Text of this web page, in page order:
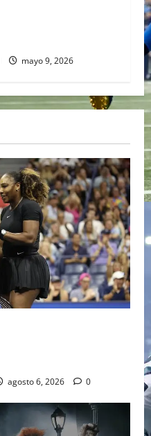
mayo 9, 2026
agosto 6, 2026 0